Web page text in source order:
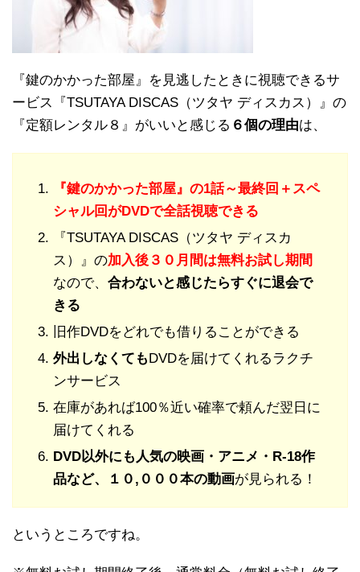
『鍵のかかった部屋』を見逃したときに視聴できるサ
ービス『TSUTAYA DISCAS（ツタヤ ディスカス）』の
『定額レンタル８』がいいと感じる ６個の理由は、
『鍵のかかった部屋』の1話～最終回＋スペ
シャル回がDVDで全話視聴できる
『TSUTAYA DISCAS（ツタヤ ディスカ
ス）』の加入後３０月間は無料お試し期間
なので、 合わないと感じたらすぐに退会で
きる
旧作DVDをどれでも借りることができる
外出しなくてもDVDを届けてくれるラクチ
ンサービス
在庫があれば100％近い確率で頼んだ翌日に
届けてくれる
DVD以外にも人気の映画・アニメ・R-18作
品など、１０,０００本の動画が見られる！
というところですね。